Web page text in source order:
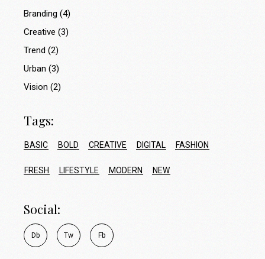
Branding (4)
Creative (3)
Trend (2)
Urban (3)
Vision (2)
Tags:
BASIC BOLD CREATIVE DIGITAL FASHION
FRESH LIFESTYLE MODERN NEW
Social:
D b Tw Fb